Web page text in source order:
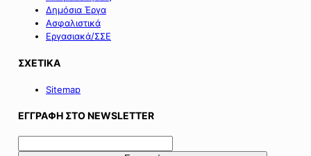
Δημόσια Έργα
Ασφαλιστικά
Εργασιακά/ΣΣΕ
ΣΧΕΤΙΚΑ
Sitemap
ΕΓΓΡΑΦΗ ΣΤΟ NEWSLETTER